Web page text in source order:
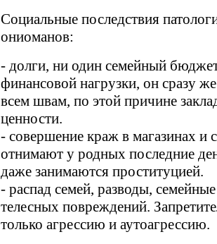
Социальные последствия
ониоманов:
- долги, ни один семейный
финансовой нагрузки, он сразу
всем швам, по этой причине
ценности.
- совершение краж в магазинах и
отнимают у родных последние
даже занимаются проституцией.
- распад семей, разводы,
телесных повреждений.
только агрессию и аутоагрессию.